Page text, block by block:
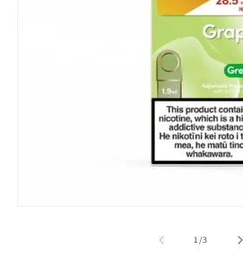
1//3